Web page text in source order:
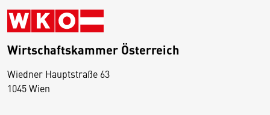
Wirtschaftskammer Österreich
Wiedner Hauptstraße 63
1045 Wien
D